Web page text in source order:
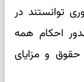
توانستند در
احکام همه
و مزایای